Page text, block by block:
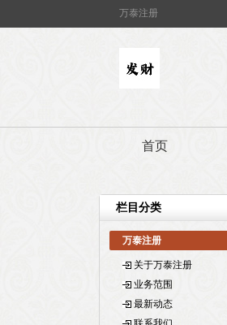
万泰注册
首页
栏目分类
万泰注册
关于万泰注册
业务范围
最新动态